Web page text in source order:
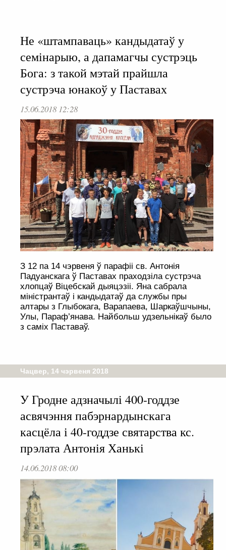
Не «штампаваць» кандыдатаў у
семінарыю, а дапамагчы сустрэць
Бога: з такой мэтай прайшла
сустрэча юнакоў у Паставах
15.06.2018 12:28
З 12 па 14 чэрвеня ў парафіі св. Антонія
Падуанскага ў Паставах праходзіла сустрэча
хлопцаў Віцебскай дыяцэзіі. Яна сабрала
міністрантаў і кандыдатаў да службы пры
алтары з Глыбокага, Варапаева, Шаркаўшчыны,
Улы, Параф’янава. Найбольш удзельнікаў было
з саміх Паставаў.
Чацвер, 14 чэрвеня 2018
У Гродне адзначылі 400-годдзе
асвячэння пабэрнардынскага
касцёла і 40-годдзе святарства кс.
прэлата Антонія Ханькі
14.06.2018 08:00